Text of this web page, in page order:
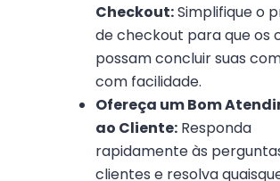
Checkout:Simplifique o
de checkout para que os
possam concluir suas
com facilidade.
Ofereça um Bom
ao Cliente: Responda
rapidamente às
clientes e resolva